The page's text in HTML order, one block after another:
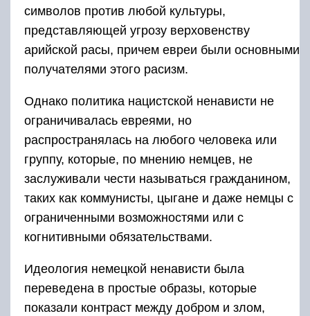
символов против любой культуры,
представляющей угрозу верховенству
арийской расы, причем евреи были основными
получателями этого расизм.
Однако политика нацистской ненависти не
ограничивалась евреями, но
распространялась на любого человека или
группу, которые, по мнению немцев, не
заслуживали чести называться гражданином,
таких как коммунисты, цыгане и даже немцы с
ограниченными возможностями или с
когнитивными обязательствами.
Идеология немецкой ненависти была
переведена в простые образы, которые
показали контраст между добром и злом,